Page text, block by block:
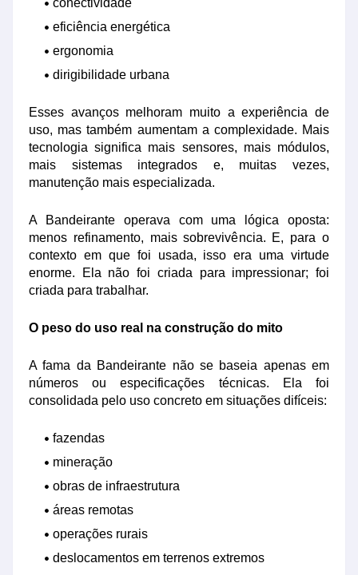
eficiência energética
ergonomia
dirigibilidade urbana
Esses avanços melhoram muito a experiência de
uso, mas também aumentam a complexidade. Mais
tecnologia significa mais sensores, mais módulos,
mais sistemas integrados e, muitas vezes,
manutenção mais especializada.
A Bandeirante operava com uma lógica oposta:
menos refinamento, mais sobrevivência. E, para o
contexto em que foi usada, isso era uma virtude
enorme. Ela não foi criada para impressionar; foi
criada para trabalhar.
O peso do uso real na construção do mito
A fama da Bandeirante não se baseia apenas em
números ou especificações técnicas. Ela foi
consolidada pelo uso concreto em situações difíceis:
fazendas
mineração
obras de infraestrutura
áreas remotas
operações rurais
deslocamentos em terrenos extremos